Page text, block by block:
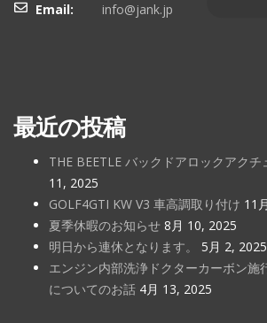
Email:
info@jank.jp
最近の投稿
THE BEETLE バックドアロックアクチ
11, 2025
GOLF4GTI KW V3 車高調取り付け 11
夏季休暇のお知らせ 8月 10, 2025
明日から連休となります。
5月 2, 2025
エンジン内部洗浄ドクターカーボン施
についてのお話 4月 13, 2025